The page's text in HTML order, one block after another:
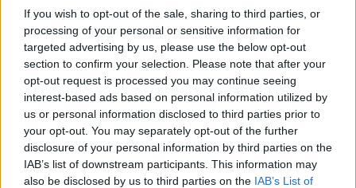
If you wish to opt-out of the sale, sharing to third parties, or
processing of your personal or sensitive information for
targeted advertising by us, please use the below opt-out
section to confirm your selection. Please note that after your
opt-out request is processed you may continue seeing
interest-based ads based on personal information utilized by
us or personal information disclosed to third parties prior to
your opt-out. You may separately opt-out of the further
disclosure of your personal information by third parties on the
IAB’s list of downstream participants. This information may
also be disclosed by us to third parties on the IAB’s List of
Már amikor a németeknél megindult a buli, már
akkor arról beszélt a kormány, hogy az évszázad
árvize vár ránk és ennek megfelelően kell felkészülni.
Nem vagyok egy Orbán v. Fidesz seggnyaló, de eddig
nálunk nem történt még hálistennek olyan pusztítás,
mint nálatok és nagyon úgy tűnik, hogy itt minden
lehetőt meg is tesznek ennek elkerülése érdekében.
Hogy az árterekre épült házakat elönti a víz és
evakuálni kell?
Hát kérem, az ÁRTÉR már csak ilyen...